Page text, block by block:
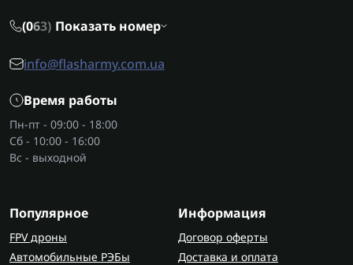
Правильно подобранная антенна
дальностью, качеством сигнала и практичностью
Где приобрести антенны
Купить логопериодическую антенну высокого
качества можно в магазине Flash Army. Здесь
гарантией и быстрой доставкой по Украине.
Flash Army
– это надежность, которую выбирают
военные и профессионалы.
(063) Показать номер
info@flasharmy.com.ua
Время работы
Пн-пт - 09:00 - 18:00
Сб - 10:00 - 16:00
Вс - выходной
Популярное
FPV дроны
Автомобильные РЭБы
Информация
Договор оферты
Доставка и оплата